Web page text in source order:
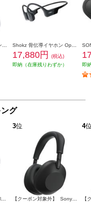
17,880円
(税込)
即納（在庫残りわずか）
即
グ
3位 4